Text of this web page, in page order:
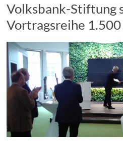
Volksbank-Stiftung
Vortragsreihe